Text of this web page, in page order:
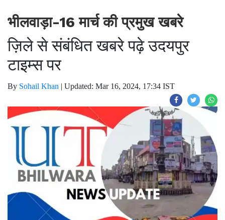
भीलवाड़ा-16 मार्च की प्रमुख खबरे
ज़िले से संबंधित खबरे पढ़े उदयपुर
टाइम्स पर
By Sohail Khan | Updated: Mar 16, 2024, 17:34 IST